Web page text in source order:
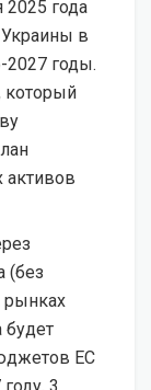
2025 года
в
2027 годы.
который
активов
(без
рынках
будет
ЕС